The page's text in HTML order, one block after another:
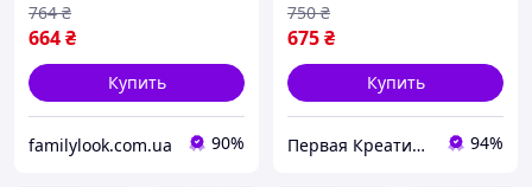
664₴
764 ₴
Купить
familylook.com.ua 90%
675₴
750 ₴
Купить
Первая Креативная Мануфактура PERFECTUS - Производство одежды и декора с 3D принтами на заказ 94%